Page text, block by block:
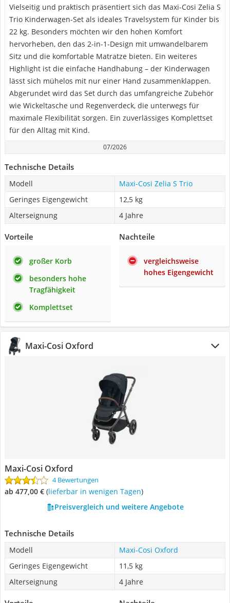
Vielseitig und praktisch präsentiert sich das Maxi-Cosi Zelia S
Trio Kinderwagen-Set als ideales Travelsystem für Kinder bis
22 kg. Besonders möchten wir den hohen Komfort
hervorheben, den das 2-in-1-Design mit umwandelbarem
Sitz und die komfortable Matratze bieten. Ein weiteres
Highlight ist die einfache Handhabung – der Kinderwagen
lässt sich mühelos mit nur einer Hand zusammenklappen.
Abgerundet wird das Set durch das umfangreiche Zubehör
wie Wickeltasche und Regenverdeck, die unterwegs für
maximale Flexibilität sorgen. Ein zuverlässiges Komplettset
für den Alltag mit Kind.
07/2026
Technische Details
Modell
Maxi-Cosi Zelia S Trio
Geringes Eigengewicht
12,5 kg
Alterseignung
4 Jahre
Vorteile
großer Korb
besonders hohe
Tragfähigkeit
Komplettset
Nachteile
vergleichsweise
hohes Eigengewicht
Maxi-Cosi Oxford
Maxi-Cosi Oxford
4 Bewertungen
ab 477,00 € ( Lieferbar in wenigen Tagen)
Preisvergleich und weitere Angebote
Technische Details
Modell
Maxi-Cosi Oxford
Geringes Eigengewicht
11,5 kg
Alterseignung
4 Jahre